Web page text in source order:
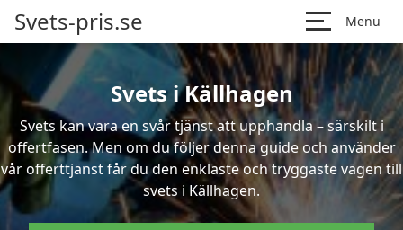
Svets-pris.se Menu
Svets i Källhagen
Svets kan vara en svår tjänst att upphandla – särskilt i
offertfasen. Men om du följer denna guide och använder
vår offerttjänst får du den enklaste och tryggaste vägen till
svets i Källhagen.